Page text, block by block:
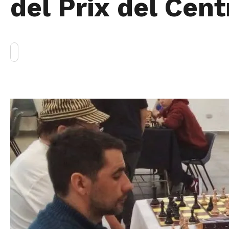
del Prix del